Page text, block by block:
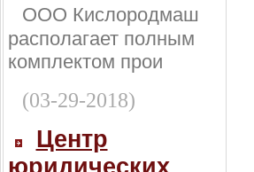
ООО Кислородмаш
располагает полным
комплектом прои
(03-29-2018)
Центр
юридических